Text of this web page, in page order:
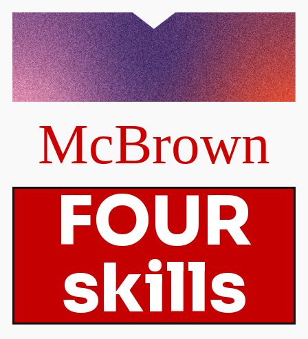
McBrown
FOUR
skills